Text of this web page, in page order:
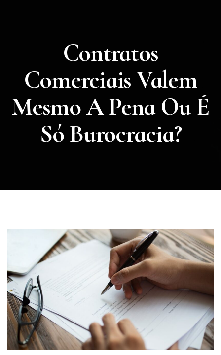
Contratos
Comerciais Valem
Mesmo A Pena Ou É
Só Burocracia?